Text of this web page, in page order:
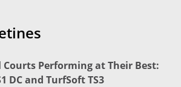
Courts Performing at Their Best:
DC and TurfSoft TS3